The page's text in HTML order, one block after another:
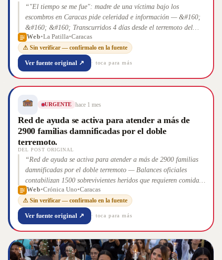
“"El tiempo se me fue": madre de una víctima bajo los
escombros en Caracas pide celeridad e información — &#160;
&#160; &#160; Transcurridos 4 días desde el terremoto del
pasado 24 de junio, la incertidumbre y la desesperación crecen
entre los familiares de las [&#8230;] ”
Web•La Patilla•Caracas
⚠ Sin verificar — confírmalo en la fuente
Ver fuente original ↗ · toca para más
URGENTE hace 1 mes
Red de ayuda se activa para atender a más de
2900 familias damnificadas por el doble
terremoto.
DEL POST ORIGINAL
“Red de ayuda se activa para atender a más de 2900 familias
damnificadas por el doble terremoto — Balances oficiales
contabilizan 1500 sobrevivientes heridos que requieren comida,
medicinas e insumos. Para atender la emergencia,
organizaciones civiles, instituciones académicas y la Iglesia
católica habilitaron puntos de recepción para canalizar la
ayuda. Caracas. Una extensa red de solidaridad se articula en
distintos sectores de la ciudad para ayudar a los afectados por
el doble sismo [&#8230;] La entrada Red de ayuda se activa
para atender a más de 2900 familias damnificadas por el doble
Web•Crónica Uno•Caracas
⚠ Sin verificar — confírmalo en la fuente
Ver fuente original ↗ · toca para más